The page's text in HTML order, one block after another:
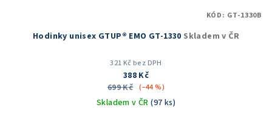
Hodinky unisex GTUP® EMO GT-1330 Skladem v ČR
321 Kč bez DPH
388 Kč
699 Kč (–44 %)
Skladem v ČR(97 ks)
KÓD: GT-1330B